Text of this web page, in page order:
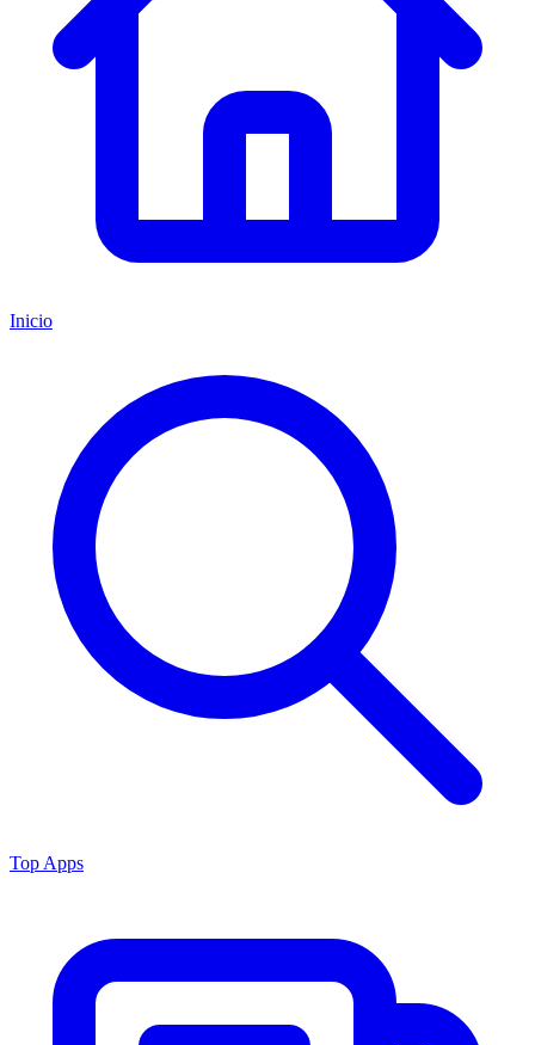
Inicio
Top Apps